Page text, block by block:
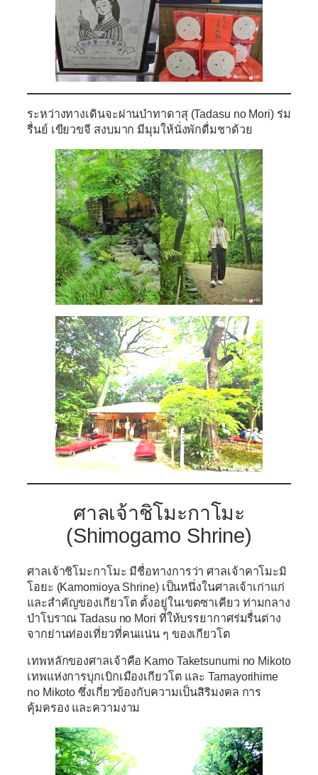
ระหว่างทางเดินจะผ่านป่าทาดาสุ (Tadasu no Mori)ร่ม
รื่นย์ เขียวขจี สงบมาก มีมุมให้นั่งพักดื่มชาด้วย
ศาลเจ้าชิโมะกาโมะ
(Shimogamo Shrine)
ศาลเจ้าชิโมะกาโมะ มีชื่อทางการว่าศาลเจ้าคาโมะมิ
โอยะ (Kamomioya Shrine)เป็นหนึ่งในศาลเจ้าเก่าแก่
และสำคัญของเกียวโต ตั้งอยู่ในเขตซาเคียว ท่ามกลาง
ป่าโบราณTadasu no Mori ที่ให้บรรยากาศร่มรื่นต่าง
จากย่านท่องเที่ยวที่คนแน่น ๆ ของเกียวโต
เทพหลักของศาลเจ้าคือ Kamo Taketsunumi no Mikoto
เทพแห่งการบุกเบิกเมืองเกียวโต และTamayorihime
no Mikoto ซึ่งเกี่ยวข้องกับความเป็นสิริมงคล การ
คุ้มครอง และความงาม